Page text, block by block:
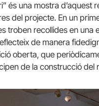
és una mostra
del projecte. En un
troben recollides en una
de manera
oberta, que
de la construcció del